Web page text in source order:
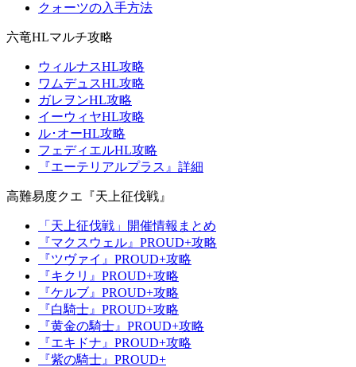
クォーツの入手方法
六竜HLマルチ攻略
ウィルナスHL攻略
ワムデュスHL攻略
ガレヲンHL攻略
イーウィヤHL攻略
ル･オーHL攻略
フェディエルHL攻略
『エーテリアルプラス』詳細
高難易度クエ『天上征伐戦』
「天上征伐戦」開催情報まとめ
『マクスウェル』PROUD+攻略
『ツヴァイ』PROUD+攻略
『キクリ』PROUD+攻略
『ケルブ』PROUD+攻略
『白騎士』PROUD+攻略
『黄金の騎士』PROUD+攻略
『エキドナ』PROUD+攻略
『紫の騎士』PROUD+